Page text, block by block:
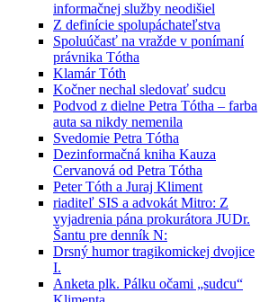
informačnej služby neodišiel
Z definície spolupáchateľstva
Spoluúčasť na vražde v ponímaní
právnika Tótha
Klamár Tóth
Kočner nechal sledovať sudcu
Podvod z dielne Petra Tótha – farba
auta sa nikdy nemenila
Svedomie Petra Tótha
Dezinformačná kniha Kauza
Cervanová od Petra Tótha
Peter Tóth a Juraj Kliment
riaditeľ SIS a advokát Mitro: Z
vyjadrenia pána prokurátora JUDr.
Šantu pre denník N:
Drsný humor tragikomickej dvojice
I.
Anketa plk. Pálku očami „sudcu“